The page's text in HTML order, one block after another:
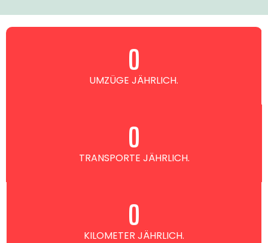
UMZÜGE JÄHRLICH.
0
TRANSPORTE JÄHRLICH.
0
KILOMETER JÄHRLICH.
0